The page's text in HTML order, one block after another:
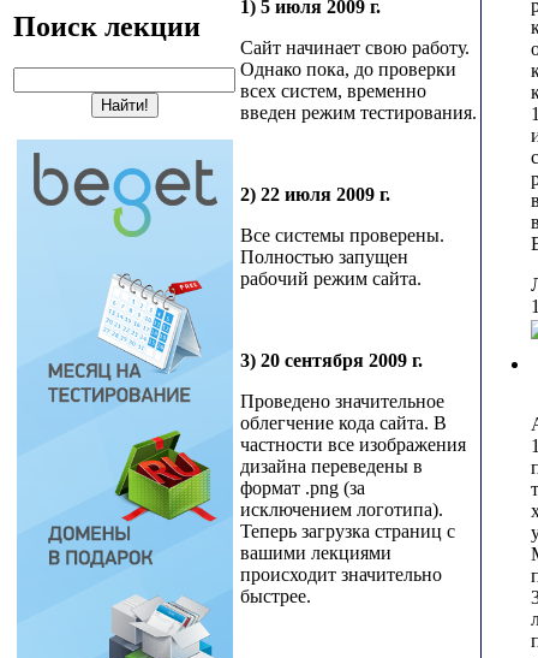
Поиск лекции
1) 5 июля 2009 г.
Сайт начинает свою работу.
Однако пока, до проверки
всех систем, временно
введен режим тестирования.
2) 22 июля 2009 г.
Все системы проверены.
Полностью запущен
рабочий режим сайта.
3) 20 сентября 2009 г.
Проведено значительное
облегчение кода сайта. В
частности все изображения
дизайна переведены в
формат .png (за
исключением логотипа).
Теперь загрузка страниц с
вашими лекциями
происходит значительно
быстрее.